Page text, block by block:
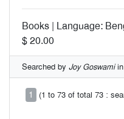
Books | Language:
$ 20.00
Searched by Joy Goswamiin
1 (1 to 73 of total 73 :